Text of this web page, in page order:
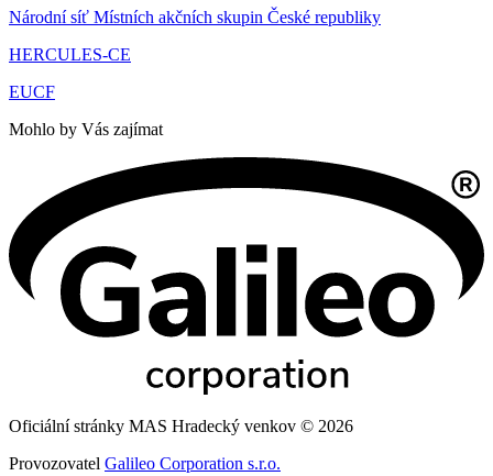
Národní síť Místních akčních skupin České republiky
HERCULES-CE
EUCF
Mohlo by Vás zajímat
Oficiální stránky MAS Hradecký venkov © 2026
Provozovatel Galileo Corporation s.r.o.